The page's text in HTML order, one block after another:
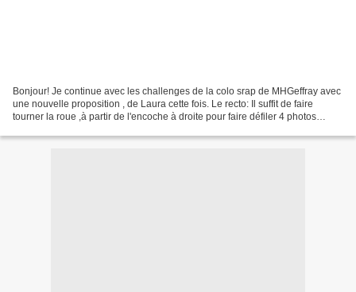
Bonjour! Je continue avec les challenges de la colo srap de MHGeffray avec
une nouvelle proposition , de Laura cette fois. Le recto: Il suffit de faire
tourner la roue ,à partir de l'encoche à droite pour faire défiler 4 photos